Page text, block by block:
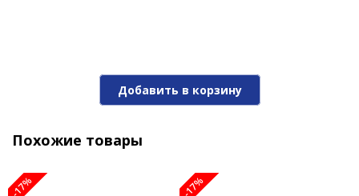
Добавить в корзину
Похожие товары
-17% -17%